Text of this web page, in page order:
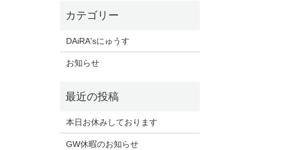
DAiRA'sにゅうす
お知らせ
本日お休みしております
GW休暇のお知らせ